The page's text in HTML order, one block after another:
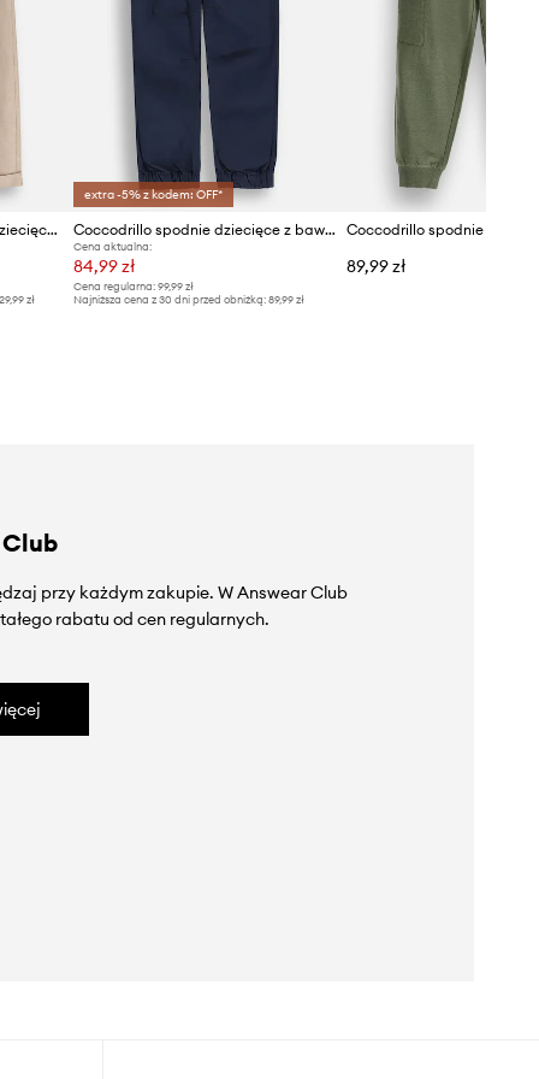
Coccodrillo spodnie chinos dziecięce z lnem
zł
extra -5% z kodem: OFF*
Coccodrillo spodnie dziecięce z bawełną
Cena aktualna:
84,99 zł
Cena regularna:99,99 zł
Najniższa cena z 30 dni przed obniżką:89,99 zł
89,99 zł
przy każdym zakupie. W Answear Club
rabatu od cen regularnych.